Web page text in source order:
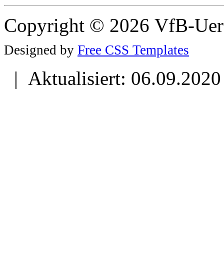
Copyright © 2026 VfB-
Designed by Free CSS Templates
| Aktualisiert: 06.09.2020